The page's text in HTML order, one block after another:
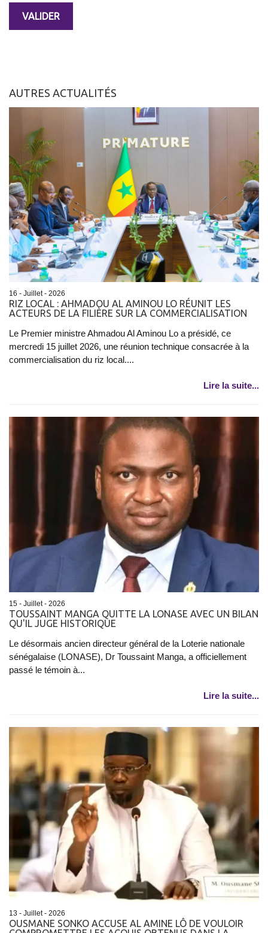
AUTRES ACTUALITÉS
16 - Juillet - 2026
RIZ LOCAL : AHMADOU AL AMINOU LO RÉUNIT LES
ACTEURS DE LA FILIÈRE SUR LA COMMERCIALISATION
Le Premier ministre Ahmadou Al Aminou Lo a présidé, ce
mercredi 15 juillet 2026, une réunion technique consacrée à la
commercialisation du riz local....
Lire la suite...
15 - Juillet - 2026
TOUSSAINT MANGA QUITTE LA LONASE AVEC UN BILAN
QU'IL JUGE HISTORIQUE
Le désormais ancien directeur général de la Loterie nationale
sénégalaise (LONASE), Dr Toussaint Manga, a officiellement
passé le témoin à...
Lire la suite...
13 - Juillet - 2026
OUSMANE SONKO ACCUSE AL AMINE LÔ DE VOULOIR